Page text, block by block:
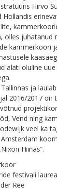
Hirvo
olles juhatanud
kammerkoori
alati oluline
ja
2016/2017 on
Vend ning
veel ka
Hiinas“.
festivali
Ree